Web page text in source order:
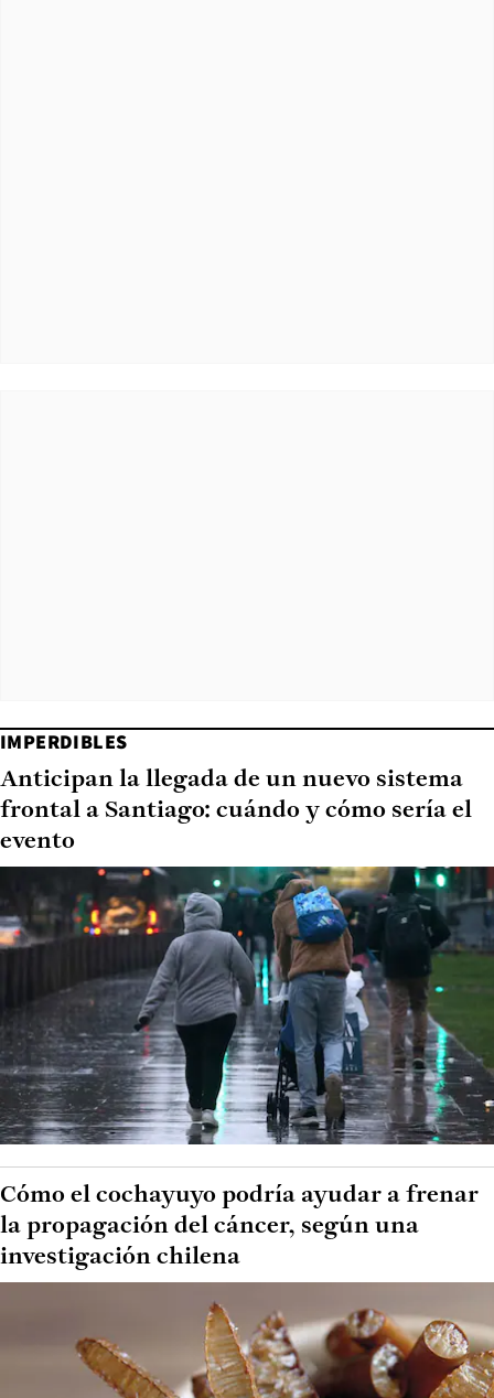
IMPERDIBLES
Anticipan la llegada de un nuevo sistema
frontal a Santiago: cuándo y cómo sería el
evento
Cómo el cochayuyo podría ayudar a frenar
la propagación del cáncer, según una
investigación chilena